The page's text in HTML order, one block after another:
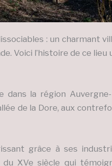
: un charmant
Voici l’histoire de ce lieu
la région
de la Dore, aux
grâce à ses
du XVe siècle qui